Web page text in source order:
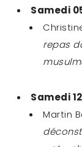
Samedi
repas
Samedi
Martin